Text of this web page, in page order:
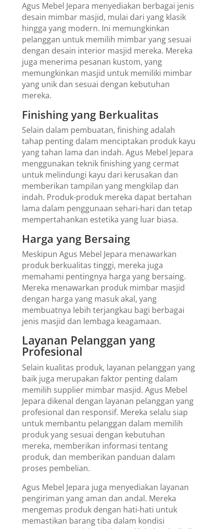
Agus Mebel Jepara menyediakan berbagai jenis
desain mimbar masjid, mulai dari yang klasik
hingga yang modern. Ini memungkinkan
pelanggan untuk memilih mimbar yang sesuai
dengan desain interior masjid mereka. Mereka
juga menerima pesanan kustom, yang
memungkinkan masjid untuk memiliki mimbar
yang unik dan sesuai dengan kebutuhan
mereka.
Finishing yang Berkualitas
Selain dalam pembuatan, finishing adalah
tahap penting dalam menciptakan produk kayu
yang tahan lama dan indah. Agus Mebel Jepara
menggunakan teknik finishing yang cermat
untuk melindungi kayu dari kerusakan dan
memberikan tampilan yang mengkilap dan
indah. Produk-produk mereka dapat bertahan
lama dalam penggunaan sehari-hari dan tetap
mempertahankan estetika yang luar biasa.
Harga yang Bersaing
Meskipun Agus Mebel Jepara menawarkan
produk berkualitas tinggi, mereka juga
memahami pentingnya harga yang bersaing.
Mereka menawarkan produk mimbar masjid
dengan harga yang masuk akal, yang
membuatnya lebih terjangkau bagi berbagai
jenis masjid dan lembaga keagamaan.
Layanan Pelanggan yang
Profesional
Selain kualitas produk, layanan pelanggan yang
baik juga merupakan faktor penting dalam
memilih supplier mimbar masjid. Agus Mebel
Jepara dikenal dengan layanan pelanggan yang
profesional dan responsif. Mereka selalu siap
untuk membantu pelanggan dalam memilih
produk yang sesuai dengan kebutuhan
mereka, memberikan informasi tentang
produk, dan memberikan panduan dalam
proses pembelian.
Agus Mebel Jepara juga menyediakan layanan
pengiriman yang aman dan andal. Mereka
mengemas produk dengan hati-hati untuk
memastikan barang tiba dalam kondisi